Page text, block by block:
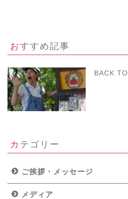
おすすめ記事
BACK
カテゴリー
ご挨拶・メッセージ
メディア